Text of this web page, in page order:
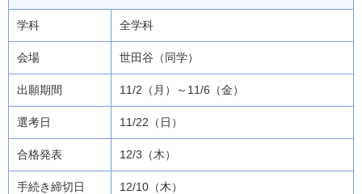
全学科
世田谷（同学）
11/2（月）～11/6（金）
11/22（日）
12/3（木）
12/10（木）